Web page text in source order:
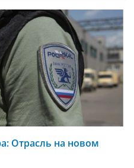
Отрасль на новом